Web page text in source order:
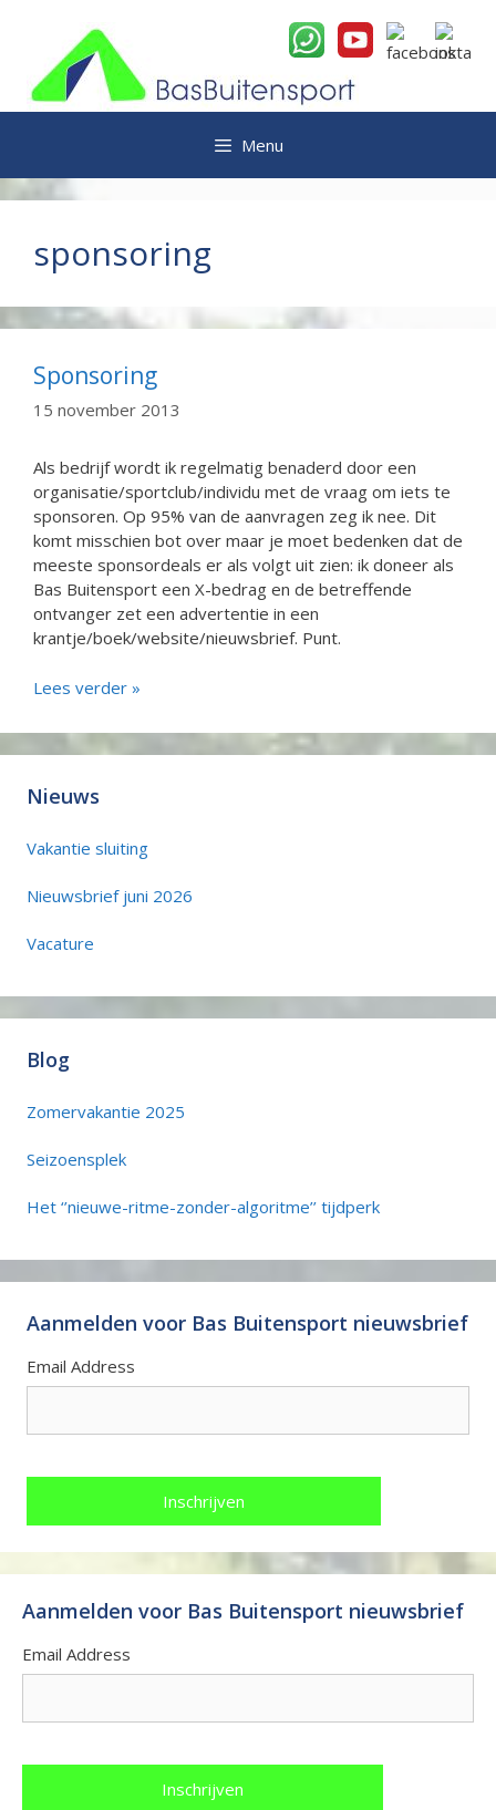
inhoud
Menu
sponsoring
Sponsoring
15 november 2013
Als bedrijf wordt ik regelmatig benaderd door een
organisatie/sportclub/individu met de vraag om iets te
sponsoren. Op 95% van de aanvragen zeg ik nee. Dit
komt misschien bot over maar je moet bedenken dat de
meeste sponsordeals er als volgt uit zien: ik doneer als
Bas Buitensport een X-bedrag en de betreffende
ontvanger zet een advertentie in een
krantje/boek/website/nieuwsbrief. Punt.
Lees verder »
Nieuws
Vakantie sluiting
Nieuwsbrief juni 2026
Vacature
Blog
Zomervakantie 2025
Seizoensplek
Het ‘’nieuwe-ritme-zonder-algoritme’’ tijdperk
Aanmelden voor Bas Buitensport nieuwsbrief
Email Address
Aanmelden voor Bas Buitensport nieuwsbrief
Email Address